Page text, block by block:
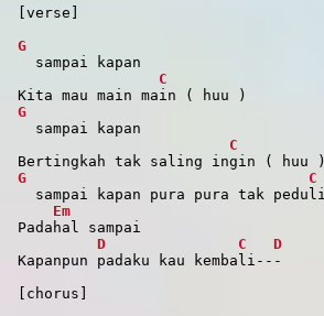
[verse]
G
sampai kapan
C
Kita mau main main ( huu )
G
sampai kapan
C
Bertingkah tak saling ingin ( huu )
G
C
sampai kapan pura pura tak peduli
Em
Padahal sampai
D
C
D
Kapanpun padaku kau kembali---
[chorus]